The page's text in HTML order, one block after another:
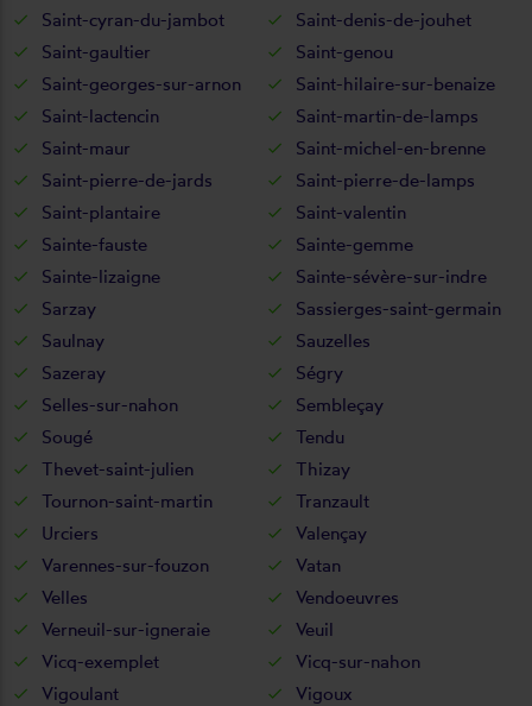
Saint-cyran-du-jambot
Saint-denis-de-jouhet
Saint-gaultier
Saint-genou
Saint-georges-sur-arnon
Saint-hilaire-sur-benaize
Saint-lactencin
Saint-martin-de-lamps
Saint-maur
Saint-michel-en-brenne
Saint-pierre-de-jards
Saint-pierre-de-lamps
Saint-plantaire
Saint-valentin
Sainte-fauste
Sainte-gemme
Sainte-lizaigne
Sainte-sévère-sur-indre
Sarzay
Sassierges-saint-germain
Saulnay
Sauzelles
Sazeray
Ségry
Selles-sur-nahon
Sembleçay
Sougé
Tendu
Thevet-saint-julien
Thizay
Tournon-saint-martin
Tranzault
Urciers
Valençay
Varennes-sur-fouzon
Vatan
Velles
Vendoeuvres
Verneuil-sur-igneraie
Veuil
Vicq-exemplet
Vicq-sur-nahon
Vigoulant
Vigoux